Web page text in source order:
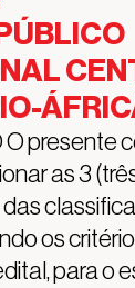
presente
as 3
os
para o